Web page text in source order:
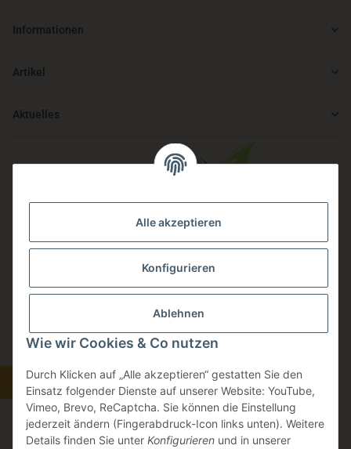
Alle akzeptieren
Konfigurieren
Ablehnen
Wie wir Cookies & Co nutzen
Durch Klicken auf „Alle akzeptieren“ gestatten Sie den
Einsatz folgender Dienste auf unserer Website: YouTube,
Vimeo, Brevo, ReCaptcha. Sie können die Einstellung
jederzeit ändern (Fingerabdruck-Icon links unten). Weitere
Details finden Sie unter Konfigurieren und in unserer
Informationen
Artikel
Aktuelles
Wir fördern alle Mitglieder, die sich für Nachhaltigkeit, Klimaschutz
Jetzt Mitglied werden.
Widerrufsbutton